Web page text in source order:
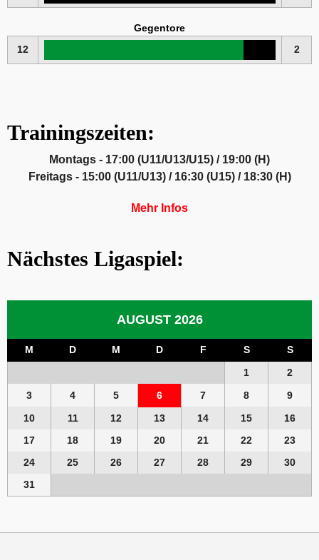
Gegentore
12
2
Trainingszeiten:
Montags - 17:00 (U11/U13/U15) / 19:00 (H)
Freitags - 15:00 (U11/U13) / 16:30 (U15) / 18:30 (H)
Mehr Infos
Nächstes Ligaspiel:
AUGUST 2026
M D M D F S
S
1
2
3
4 5 6 7 8
9
10
11 12 13 14 15
16
17
18 19 20 21 22
23
24
25 26 27 28 29
30
31